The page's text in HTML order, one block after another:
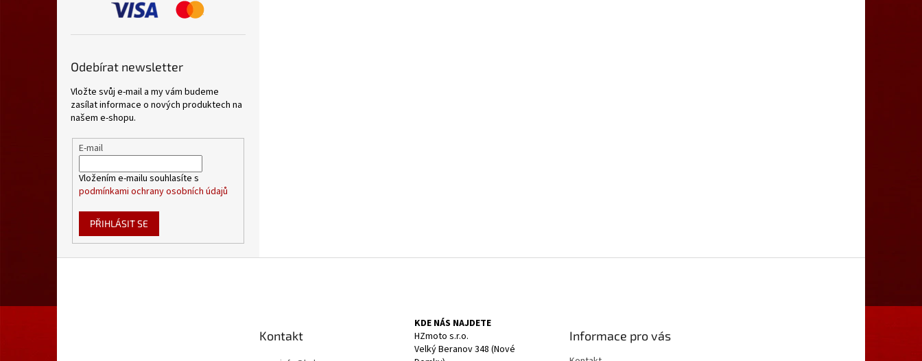
Odebírat newsletter
Vložte svůj e-mail a my vám budeme
zasílat informace o nových produktech na
našem e-shopu.
E-mail
Vložením e-mailu souhlasíte s
podmínkami ochrany osobních údajů
PŘIHLÁSIT SE
a
Kontakt
KDE NÁS NAJDETE
HZmoto s.r.o.
Velký Beranov 348 (Nové
Informace pro vás